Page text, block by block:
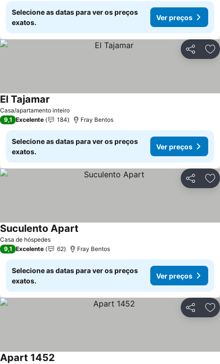
Selecione as datas para ver os preços
exatos.
Ver preços
Partilhar
Casa/apartamento inteiro
El Tajamar
9,1 Excelente 184 Fray Bentos
Selecione as datas para ver os preços
exatos.
Ver preços
Partilhar
Casa de hóspedes
Suculento Apart
9,1 Excelente 62 Fray Bentos
Selecione as datas para ver os preços
exatos.
Ver preços
Partilhar
Apart 1452